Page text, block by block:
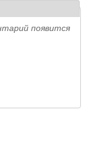
появится